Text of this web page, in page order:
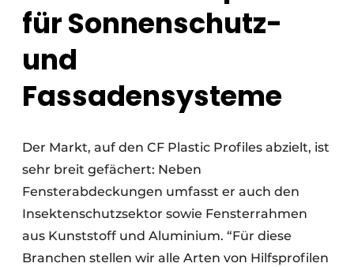
für Sonnenschutz-
und
Fassadensysteme
Der Markt, auf den CF Plastic Profiles abzielt, ist
sehr breit gefächert: Neben
Fensterabdeckungen umfasst er auch den
Insektenschutzsektor sowie Fensterrahmen
aus Kunststoff und Aluminium. “Für diese
Branchen stellen wir alle Arten von Hilfsprofilen